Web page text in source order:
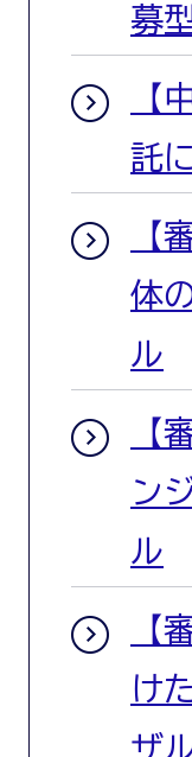
募
【
託
【
体
ル
【
ン
ル
【
け
ザ